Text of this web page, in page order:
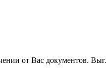
от Вас документов.